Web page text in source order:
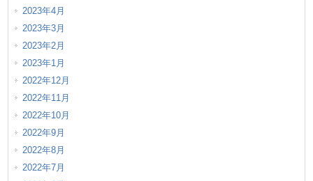
2023年4月
2023年3月
2023年2月
2023年1月
2022年12月
2022年11月
2022年10月
2022年9月
2022年8月
2022年7月